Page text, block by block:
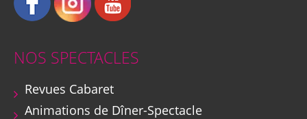
NOS SPECTACLES
Revues Cabaret
Animations de Dîner-Spectacle